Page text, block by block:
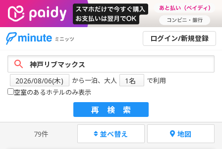
ミニッツ ログイン/新規登録
から一泊、大人
で利用
空室のあるホテルのみ表示
再検索
79件 並べ替え 地図